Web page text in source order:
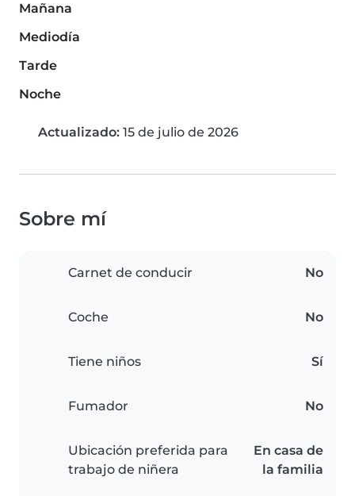
Mañana
Mediodía
Tarde
Noche
Actualizado: 15 de julio de 2026
Sobre mí
Carnet de conducir No
Coche No
Tiene niños Sí
Fumador No
Ubicación preferida para
trabajo de niñera
En casa de
la familia